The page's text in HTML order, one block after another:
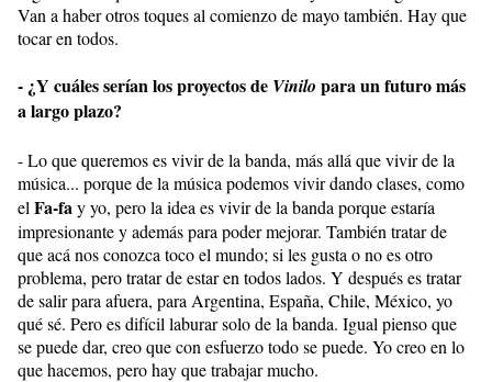
Van a haber otros toques al comienzo de mayo también. Hay que
tocar en todos.
- ¿Y cuáles serían los proyectos de Vinilo para un futuro más
a largo plazo?
- Lo que queremos es vivir de la banda, más allá que vivir de la
música... porque de la música podemos vivir dando clases, como
elFa-fay yo, pero la idea es vivir de la banda porque estaría
impresionante y además para poder mejorar. También tratar de
que acá nos conozca toco el mundo; si les gusta o no es otro
problema, pero tratar de estar en todos lados. Y después es tratar
de salir para afuera, para Argentina, España, Chile, México, yo
qué sé. Pero es difícil laburar solo de la banda. Igual pienso que
se puede dar, creo que con esfuerzo todo se puede. Yo creo en lo
que hacemos, pero hay que trabajar mucho.